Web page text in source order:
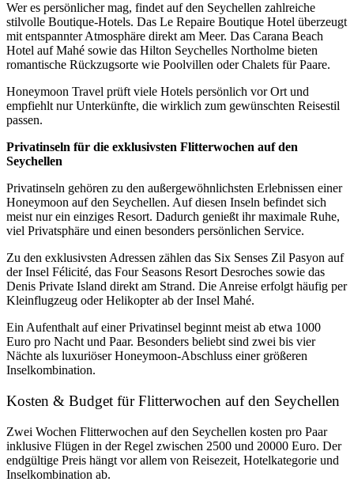
Wer es persönlicher mag, findet auf den Seychellen zahlreiche
stilvolle Boutique-Hotels. Das Le Repaire Boutique Hotel überzeugt
mit entspannter Atmosphäre direkt am Meer. Das Carana Beach
Hotel auf Mahé sowie das Hilton Seychelles Northolme bieten
romantische Rückzugsorte wie Poolvillen oder Chalets für Paare.
Honeymoon Travel prüft viele Hotels persönlich vor Ort und
empfiehlt nur Unterkünfte, die wirklich zum gewünschten Reisestil
passen.
Privatinseln für die exklusivsten Flitterwochen auf den
Seychellen
Privatinseln gehören zu den außergewöhnlichsten Erlebnissen einer
Honeymoon auf den Seychellen. Auf diesen Inseln befindet sich
meist nur ein einziges Resort. Dadurch genießt ihr maximale Ruhe,
viel Privatsphäre und einen besonders persönlichen Service.
Zu den exklusivsten Adressen zählen das Six Senses Zil Pasyon auf
der Insel Félicité, das Four Seasons Resort Desroches sowie das
Denis Private Island direkt am Strand. Die Anreise erfolgt häufig per
Kleinflugzeug oder Helikopter ab der Insel Mahé.
Ein Aufenthalt auf einer Privatinsel beginnt meist ab etwa 1000
Euro pro Nacht und Paar. Besonders beliebt sind zwei bis vier
Nächte als luxuriöser Honeymoon-Abschluss einer größeren
Inselkombination.
Kosten & Budget für Flitterwochen auf den Seychellen
Zwei Wochen Flitterwochen auf den Seychellen kosten pro Paar
inklusive Flügen in der Regel zwischen 2500 und 20000 Euro. Der
endgültige Preis hängt vor allem von Reisezeit, Hotelkategorie und
Inselkombination ab.